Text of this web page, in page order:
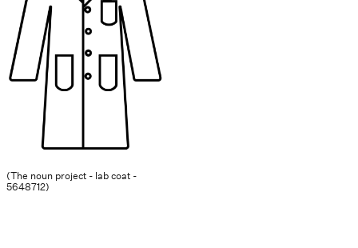
(The noun project - lab coat -
5648712)